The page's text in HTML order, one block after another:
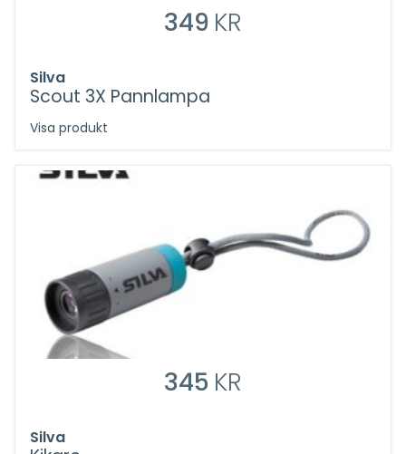
349 KR
Silva
Scout 3X Pannlampa
Visa produkt
345 KR
Silva